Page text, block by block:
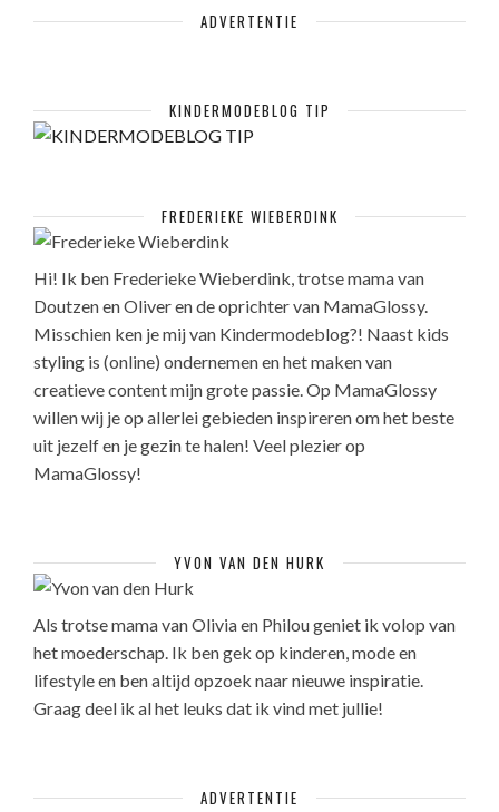
ADVERTENTIE
KINDERMODEBLOG TIP
FREDERIEKE WIEBERDINK
Hi! Ik ben Frederieke Wieberdink, trotse mama van
Doutzen en Oliver en de oprichter van MamaGlossy.
Misschien ken je mij van Kindermodeblog?! Naast kids
styling is (online) ondernemen en het maken van
creatieve content mijn grote passie. Op MamaGlossy
willen wij je op allerlei gebieden inspireren om het beste
uit jezelf en je gezin te halen! Veel plezier op
MamaGlossy!
YVON VAN DEN HURK
Als trotse mama van Olivia en Philou geniet ik volop van
het moederschap. Ik ben gek op kinderen, mode en
lifestyle en ben altijd opzoek naar nieuwe inspiratie.
Graag deel ik al het leuks dat ik vind met jullie!
ADVERTENTIE